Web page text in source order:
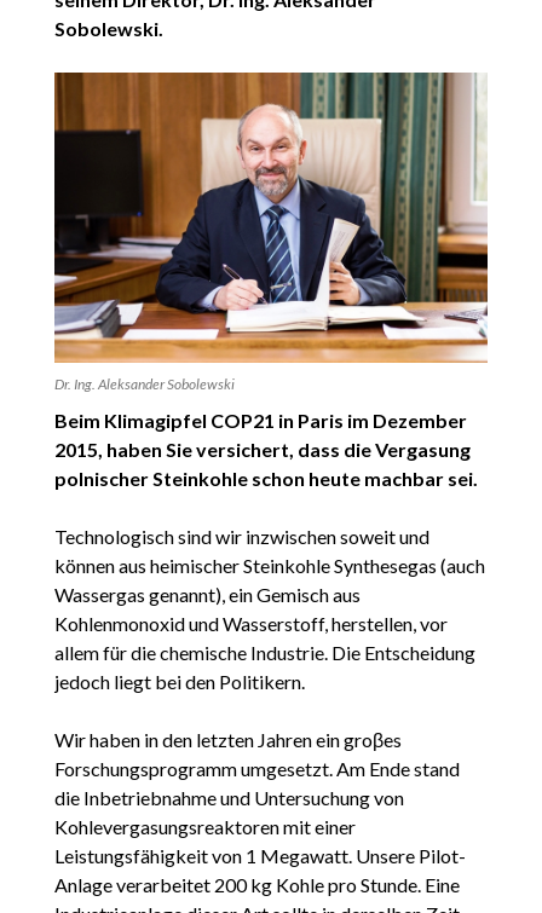
Sobolewski.
Dr. Ing. Aleksander Sobolewski
Beim Klimagipfel COP21 in Paris im Dezember
2015, haben Sie versichert, dass die Vergasung
polnischer Steinkohle schon heute machbar sei.
Technologisch sind wir inzwischen soweit und
können aus heimischer Steinkohle Synthesegas (auch
Wassergas genannt), ein Gemisch aus
Kohlenmonoxid und Wasserstoff, herstellen, vor
allem für die chemische Industrie. Die Entscheidung
jedoch liegt bei den Politikern.
Wir haben in den letzten Jahren ein groβes
Forschungsprogramm umgesetzt. Am Ende stand
die Inbetriebnahme und Untersuchung von
Kohlevergasungsreaktoren mit einer
Leistungsfähigkeit von 1 Megawatt. Unsere Pilot-
Anlage verarbeitet 200 kg Kohle pro Stunde. Eine